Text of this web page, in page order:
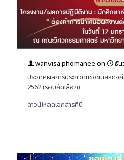
wanvisa phomanee on
ธัน
ประกาศผลการประกวดแข่งขันสหกิจ
2562 (รอบคัดเลือก)
ดาวน์โหลดเอกสารที่นี่